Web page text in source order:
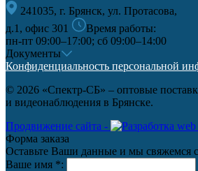
241035, г. Брянск, ул. Протасова,
д.1, офис 301
Время работы:
пн-пт 09:00–17:00; сб 09:00–14:00
Документы
Конфиденциальность персональной
© 2026 «Спектр-СБ» – оптовые
и видеонаблюдения в Брянске.
Продвижение сайта -
Форма заказа
Оставьте Ваши данные и мы свяжемся
Ваше имя *: